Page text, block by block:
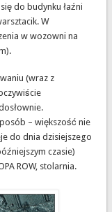
do budynku łaźni
W
w wozowni na
(wraz z
– większość nie
do dnia dzisiejszego
czasie)
ROW, stolarnia.